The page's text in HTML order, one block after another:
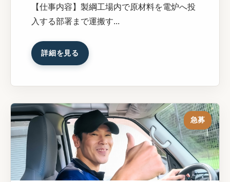
【仕事内容】製綱工場内で原材料を電炉へ投
入する部署まで運搬す...
詳細を見る
急募